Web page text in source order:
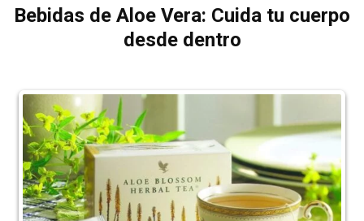
Bebidas de Aloe Vera: Cuida tu cuerpo
desde dentro